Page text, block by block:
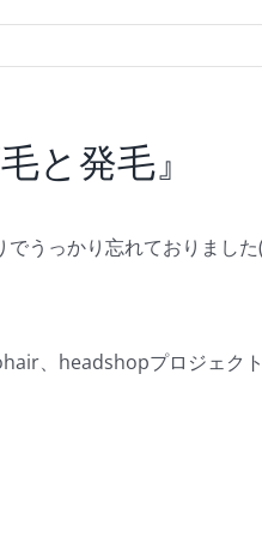
と発毛』
うっかり忘れておりました
、headshopプロジェク